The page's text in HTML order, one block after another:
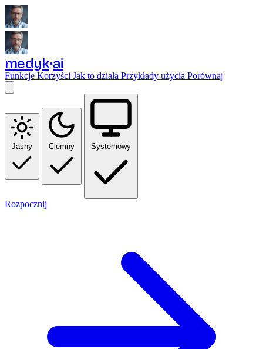
medyk ai
Funkcje Korzyści Jak to działa Przykłady użycia Porównaj
Jasny Ciemny Systemowy
Rozpocznij